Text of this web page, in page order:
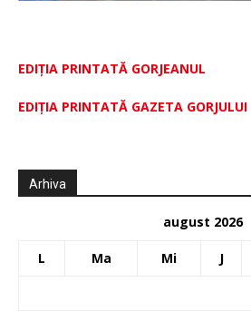
EDIȚIA PRINTATĂ GORJEANUL
EDIŢIA PRINTATĂ GAZETA GORJULUI
Arhiva
august 2026
L Ma Mi J